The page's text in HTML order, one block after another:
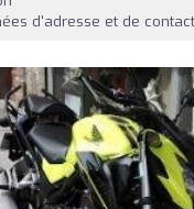
d'adresse et de contact